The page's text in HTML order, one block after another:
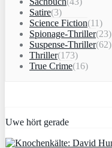
Satire(3)
Science Fiction(11)
Spionage-Thriller(23)
Suspense-Thriller(62)
Thriller(173)
True Crime(16)
Uwe hört gerade